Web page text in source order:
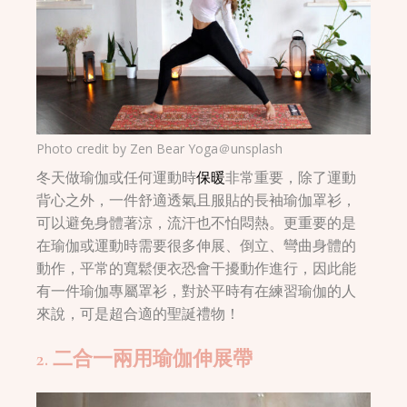
Photo credit by Zen Bear Yoga＠unsplash
冬天做瑜伽或任何運動時保暖非常重要，除了運動
背心之外，一件舒適透氣且服貼的長袖瑜伽罩衫，
可以避免身體著涼，流汗也不怕悶熱。更重要的是
在瑜伽或運動時需要很多伸展、倒立、彎曲身體的
動作，平常的寬鬆便衣恐會干擾動作進行，因此能
有一件瑜伽專屬罩衫，對於平時有在練習瑜伽的人
來說，可是超合適的聖誕禮物！
2. 二合一兩用瑜伽伸展帶